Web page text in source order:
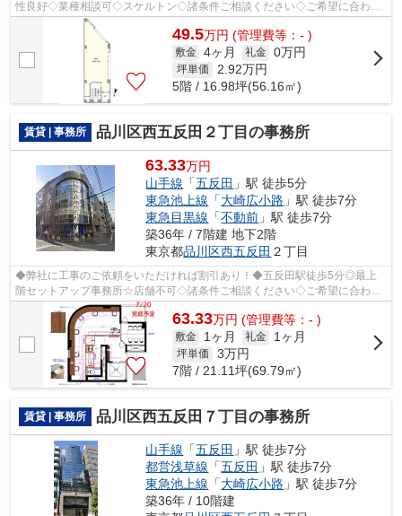
性良好◇業種相談可◇スケルトン◇諸条件ご相談ください◇ご希望に合わせ
て物件のご提案が可能です◇お気軽にお問い合わせ...
49.5万円 (管理費等：- )
敷金 4ヶ月 礼金 0万円
坪単価 2.92万円
5階 / 16.98坪(56.16㎡)
賃貸 | 事務所 品川区西五反田２丁目の事務所
63.33万円
山手線 「五反田 」駅 徒歩5分
東急池上線 「大崎広小路 」駅 徒歩7分
東急目黒線 「不動前 」駅 徒歩7分
築36年 / 7階建 地下2階
東京都品川区西五反田 ２丁目
◆弊社に工事のご依頼をいただければ割引あり！◆五反田駅徒歩5分◎最上
階セットアップ事務所☆店舗不可◇諸条件ご相談ください◇ご希望に合わせ
て物件のご提案が可能です◇お気軽にお問い合...
63.33万円 (管理費等：- )
敷金 1ヶ月 礼金 1ヶ月
坪単価 3万円
7階 / 21.11坪(69.79㎡)
賃貸 | 事務所 品川区西五反田７丁目の事務所
山手線 「五反田 」駅 徒歩7分
都営浅草線 「五反田 」駅 徒歩7分
東急池上線 「大崎広小路 」駅 徒歩7分
築36年 / 10階建